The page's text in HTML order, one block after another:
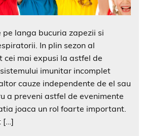
pe langa bucuria zapezii si
In plin sezon al
cei mai expusi la astfel de
imunitar incomplet
cauze independente de el sau
a preveni astfel de evenimente
joaca un rol foarte important.
[…]